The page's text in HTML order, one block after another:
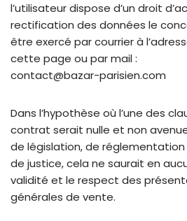
l’utilisateur dispose d’un droit
rectification des données le
être exercé par courrier à
cette page ou par mail :
contact@bazar-parisien.com
Dans l’hypothèse où l’une des
contrat serait nulle et non
de législation, de réglementation
de justice, cela ne saurait en
validité et le respect des
générales de vente.